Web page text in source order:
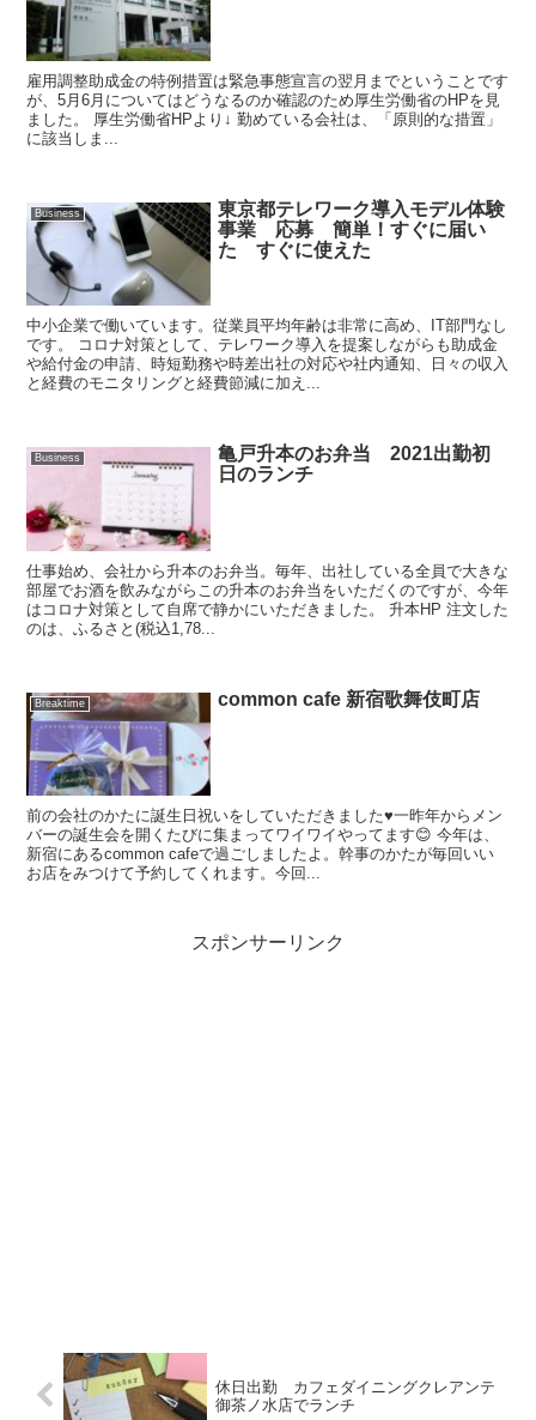
雇用調整助成金の特例措置は緊急事態宣言の翌月までということです
が、5月6月についてはどうなるのか確認のため厚生労働省のHPを見
ました。 厚生労働省HPより↓ 勤めている会社は、「原則的な措置」
に該当しま...
Business
東京都テレワーク導入モデル体験
事業 応募 簡単！すぐに届い
た すぐに使えた
中小企業で働いています。従業員平均年齢は非常に高め、IT部門なし
です。 コロナ対策として、テレワーク導入を提案しながらも助成金
や給付金の申請、時短勤務や時差出社の対応や社内通知、日々の収入
と経費のモニタリングと経費節減に加え...
Business
亀戸升本のお弁当 2021出勤初
日のランチ
仕事始め、会社から升本のお弁当。毎年、出社している全員で大きな
部屋でお酒を飲みながらこの升本のお弁当をいただくのですが、今年
はコロナ対策として自席で静かにいただきました。 升本HP 注文した
のは、ふるさと(税込1,78...
Breaktime common cafe 新宿歌舞伎町店
前の会社のかたに誕生日祝いをしていただきました♥︎一昨年からメン
バーの誕生会を開くたびに集まってワイワイやってます😊 今年は、
新宿にあるcommon cafeで過ごしましたよ。幹事のかたが毎回いい
お店をみつけて予約してくれます。今回...
スポンサーリンク
休日出勤 カフェダイニングクレアンテ
御茶ノ水店でランチ